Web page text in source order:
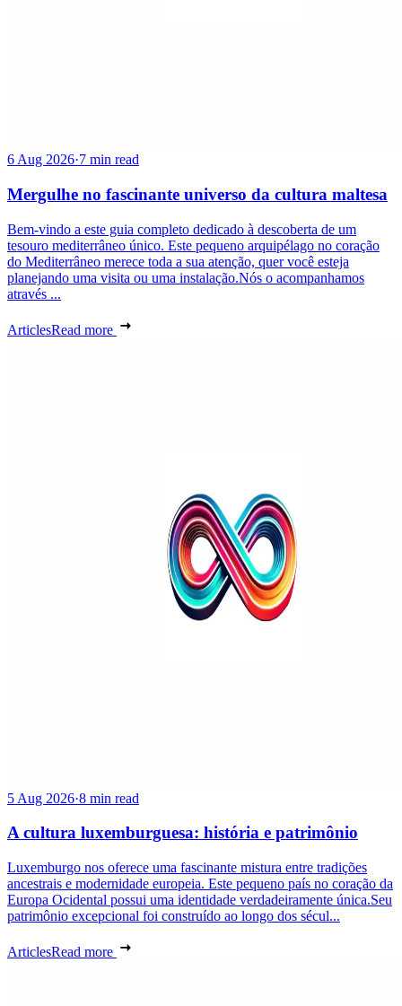
6 Aug 2026·7 min read
Mergulhe no fascinante universo da cultura maltesa
Bem-vindo a este guia completo dedicado à descoberta de um
tesouro mediterrâneo único. Este pequeno arquipélago no coração
do Mediterrâneo merece toda a sua atenção, quer você esteja
planejando uma visita ou uma instalação.Nós o acompanhamos
através ...
ArticlesRead more
5 Aug 2026·8 min read
A cultura luxemburguesa: história e patrimônio
Luxemburgo nos oferece uma fascinante mistura entre tradições
ancestrais e modernidade europeia. Este pequeno país no coração da
Europa Ocidental possui uma identidade verdadeiramente única.Seu
patrimônio excepcional foi construído ao longo dos sécul...
ArticlesRead more